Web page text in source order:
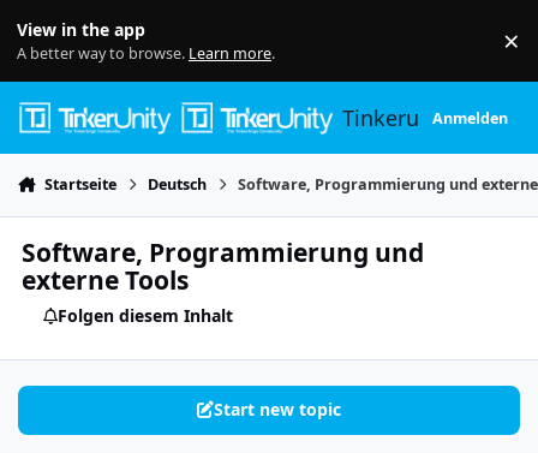
View in the app
A better way to browse. Learn more. ×
TinkerunityAnmelden
Startseite Deutsch Software, Programmierung und
Software, Programmierung und
externe Tools
Folgen diesem Inhalt
Start new topic